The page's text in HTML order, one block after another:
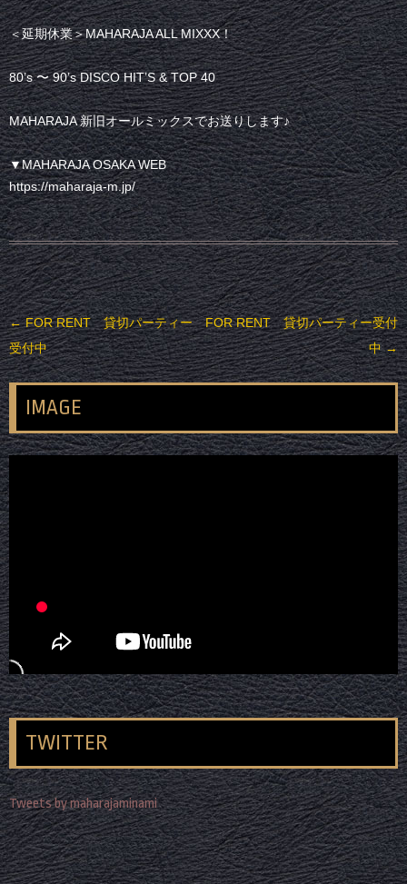
＜延期休業＞MAHARAJA ALL MIXXX！
80’s 〜 90’s DISCO HIT’S & TOP 40
MAHARAJA 新旧オールミックスでお送りします♪
▼MAHARAJA OSAKA WEB
https://maharaja-m.jp/
投稿ナビゲーション
←FOR RENT 貸切パーティー
受付中
FOR RENT 貸切パーティー受付
中→
IMAGE
TWITTER
Tweets by maharajaminami